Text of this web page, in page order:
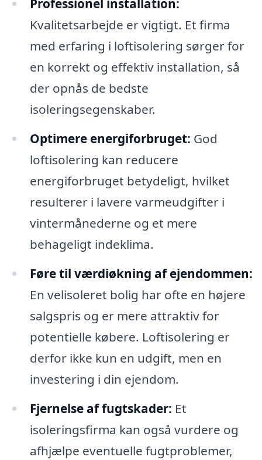
Professionel installation:
Kvalitetsarbejde er vigtigt. Et firma
med erfaring i loftisolering sørger for
en korrekt og effektiv installation, så
der opnås de bedste
isoleringsegenskaber.
Optimere energiforbruget: God
loftisolering kan reducere
energiforbruget betydeligt, hvilket
resulterer i lavere varmeudgifter i
vintermånederne og et mere
behageligt indeklima.
Føre til værdiøkning af ejendommen:
En velisoleret bolig har ofte en højere
salgspris og er mere attraktiv for
potentielle købere. Loftisolering er
derfor ikke kun en udgift, men en
investering i din ejendom.
Fjernelse af fugtskader: Et
isoleringsfirma kan også vurdere og
afhjælpe eventuelle fugtproblemer,